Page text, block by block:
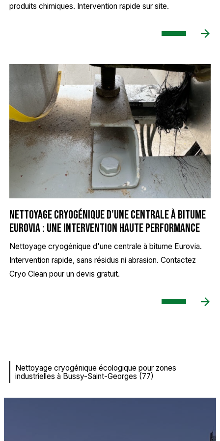
produits chimiques. Intervention rapide sur site.
Nettoyage cryogénique d’une centrale à bitume
Eurovia : une intervention haute performance
Nettoyage cryogénique d'une centrale à bitume Eurovia.
Intervention rapide, sans résidus ni abrasion. Contactez
Cryo Clean pour un devis gratuit.
Nettoyage cryogénique écologique pour zones
industrielles à Bussy-Saint-Georges (77)